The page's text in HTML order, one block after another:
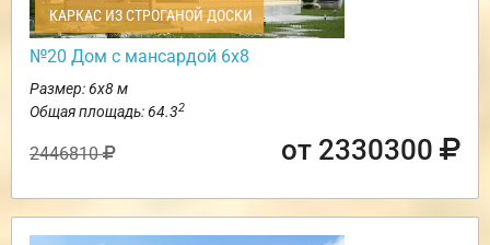
КАРКАС ИЗ СТРОГАНОЙ ДОСКИ
№20 Дом с мансардой 6х8
Размер: 6х8 м
Общая площадь: 64.32
2446810 от 2330300